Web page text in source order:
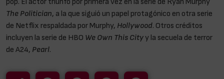
The Politician, a la que siguió un papel protagónico en otra serie
de Netflix respaldada por Murphy, Hollywood. Otros créditos
incluyen la serie de HBO We Own This Cityy la secuela de terror
de A24, Pearl.